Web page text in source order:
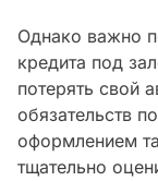
Однако важно
кредита под
потерять свой
обязательств
оформлением
тщательно